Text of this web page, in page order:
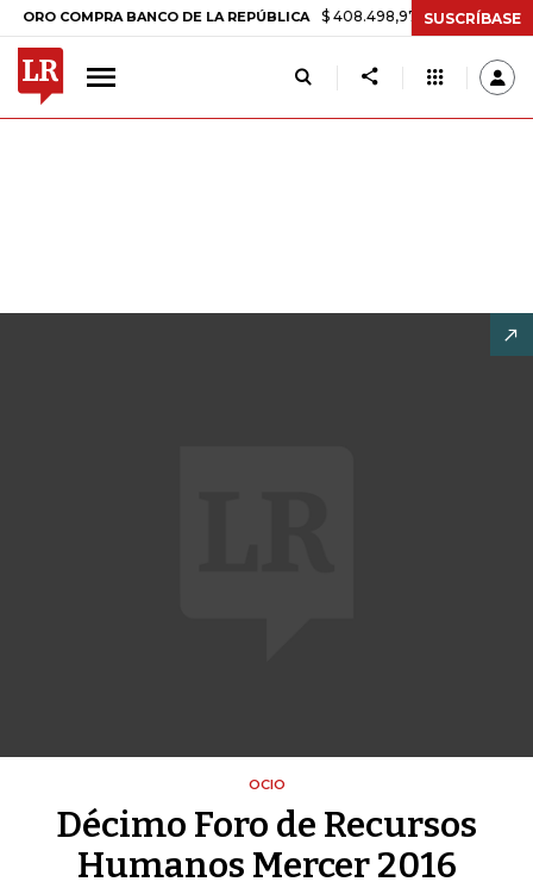
BANCO DE LA REPÚBLICA $ 408.498,97 +$ 8.753,81 +2,19%
SUSCRÍBASE
OCIO
Décimo Foro de Recursos
Humanos Mercer 2016